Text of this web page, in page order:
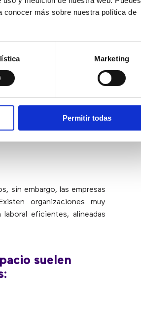
conocer más sobre nuestra política de
Marketing
Permitir todas
de cualquier cambio en la
en las consultas de los
alto otros canales de
lugar cambios en los
turnos más cortos,
los tipos de trabajo,
de los
remota ágil.
sin embargo, las empresas
organizaciones muy
eficientes, alineadas
suelen